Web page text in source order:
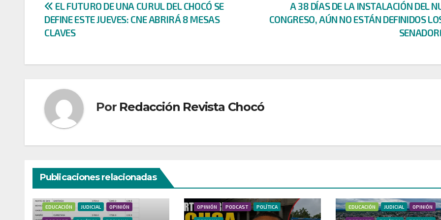
Navegación
de
A 38 DÍAS DE LA INSTALACIÓN DEL
CONGRESO, AÚN NO ESTÁN DEFINIDOS
EL FUTURO DE UNA CURUL DEL CHOCÓ SE
DEFINE ESTE JUEVES: CNE ABRIRÁ 8 MESAS
CLAVES
Por Redacción Revista Chocó
Publicaciones relacionadas
EDUCACIÓN JUDICIAL OPINIÓN OPINIÓN PODCAST POLÍTICA EDUCACIÓN JUDICIAL OPINIÓN